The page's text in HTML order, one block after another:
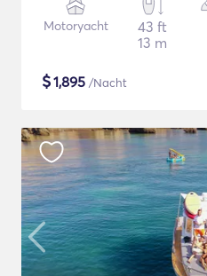
Motoryacht
43 ft
13 m
$1,895 /Nacht